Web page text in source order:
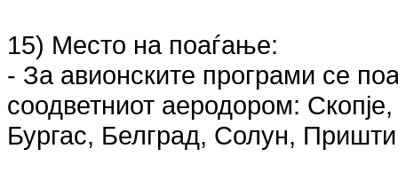
15) Место на поаѓање:
- За авионските програми се
соодветниот аеродором:
Бургас, Белград, Солун,